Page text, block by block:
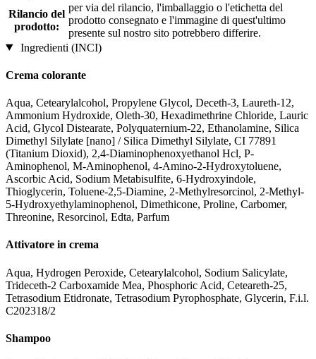
Rilancio del
prodotto:
per via del rilancio, l'imballaggio o l'etichetta del
prodotto consegnato e l'immagine di quest'ultimo
presente sul nostro sito potrebbero differire.
Ingredienti (INCI)
Crema colorante
Aqua, Cetearylalcohol, Propylene Glycol, Deceth-3, Laureth-12,
Ammonium Hydroxide, Oleth-30, Hexadimethrine Chloride, Lauric
Acid, Glycol Distearate, Polyquaternium-22, Ethanolamine, Silica
Dimethyl Silylate [nano] / Silica Dimethyl Silylate, CI 77891
(Titanium Dioxid), 2,4-Diaminophenoxyethanol Hcl, P-
Aminophenol, M-Aminophenol, 4-Amino-2-Hydroxytoluene,
Ascorbic Acid, Sodium Metabisulfite, 6-Hydroxyindole,
Thioglycerin, Toluene-2,5-Diamine, 2-Methylresorcinol, 2-Methyl-
5-Hydroxyethylaminophenol, Dimethicone, Proline, Carbomer,
Threonine, Resorcinol, Edta, Parfum
Attivatore in crema
Aqua, Hydrogen Peroxide, Cetearylalcohol, Sodium Salicylate,
Trideceth-2 Carboxamide Mea, Phosphoric Acid, Ceteareth-25,
Tetrasodium Etidronate, Tetrasodium Pyrophosphate, Glycerin, F.i.l.
C202318/2
Shampoo